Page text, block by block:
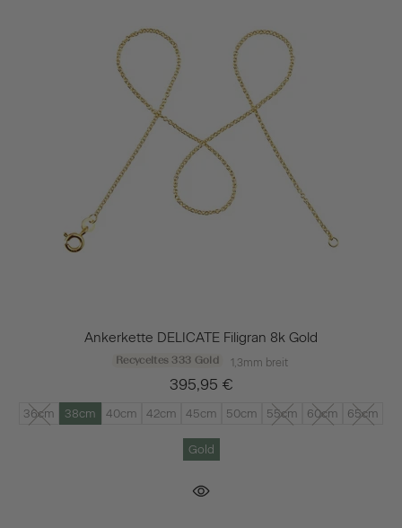
Ankerkette DELICATE Filigran 8k Gold
Recyceltes 333 Gold 1,3mm breit
395,95 €
36cm 38cm 40cm 42cm 45cm 50cm 55cm 60cm 65cm
Gold